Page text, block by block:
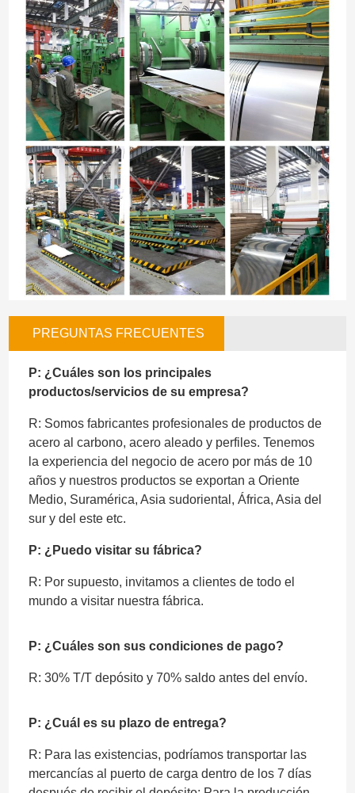
PREGUNTAS FRECUENTES
P: ¿Cuáles son los principales
productos/servicios de su empresa?
R: Somos fabricantes profesionales de productos de
acero al carbono, acero aleado y perfiles. Tenemos
la experiencia del negocio de acero por más de 10
años y nuestros productos se exportan a Oriente
Medio, Suramérica, Asia sudoriental, África, Asia del
sur y del este etc.
P: ¿Puedo visitar su fábrica?
R: Por supuesto, invitamos a clientes de todo el
mundo a visitar nuestra fábrica.
P: ¿Cuáles son sus condiciones de pago?
R: 30% T/T depósito y 70% saldo antes del envío.
P: ¿Cuál es su plazo de entrega?
R: Para las existencias, podríamos transportar las
mercancías al puerto de carga dentro de los 7 días